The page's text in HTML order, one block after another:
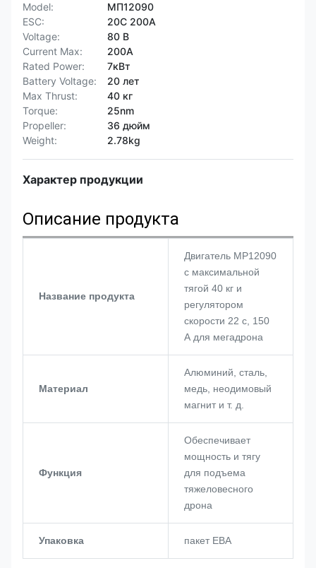
Model:
МП12090
ESC:
20С 200А
Voltage:
80 В
Current Max:
200А
Rated Power:
7кВт
Battery Voltage:
20 лет
Max Thrust:
40 кг
Torque:
25nm
Propeller:
36 дюйм
Weight:
2.78kg
Характер продукции
Описание продукта
Название продукта
Двигатель MP12090
с максимальной
тягой 40 кг и
регулятором
скорости 22 с, 150
А для мегадрона
Материал
Алюминий, сталь,
медь, неодимовый
магнит и т. д.
Функция
Обеспечивает
мощность и тягу
для подъема
тяжеловесного
дрона
Упаковка пакет ЕВА